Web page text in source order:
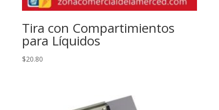
Tira con Compartimientos
para Líquidos
$20.80